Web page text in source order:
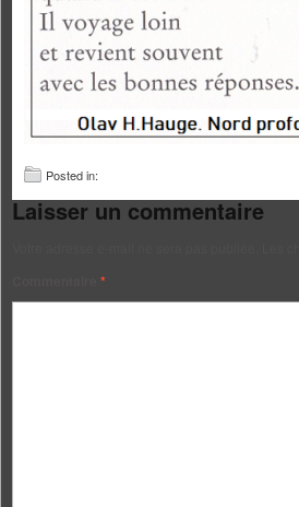
Posted in:
Laisser un commentaire
*